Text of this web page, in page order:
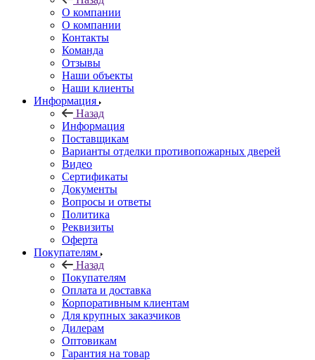
О компании
О компании
Контакты
Команда
Отзывы
Наши объекты
Наши клиенты
Информация
Назад
Информация
Поставщикам
Варианты отделки противопожарных дверей
Видео
Сертификаты
Документы
Вопросы и ответы
Политика
Реквизиты
Оферта
Покупателям
Назад
Покупателям
Оплата и доставка
Корпоративным клиентам
Для крупных заказчиков
Дилерам
Оптовикам
Гарантия на товар